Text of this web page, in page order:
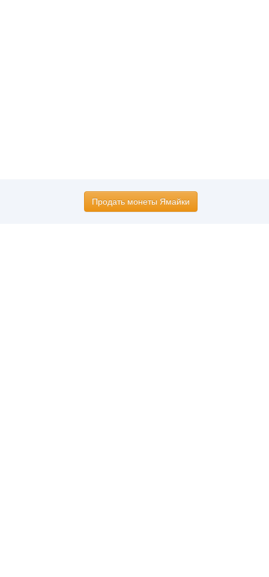
Продать монеты Ямайки